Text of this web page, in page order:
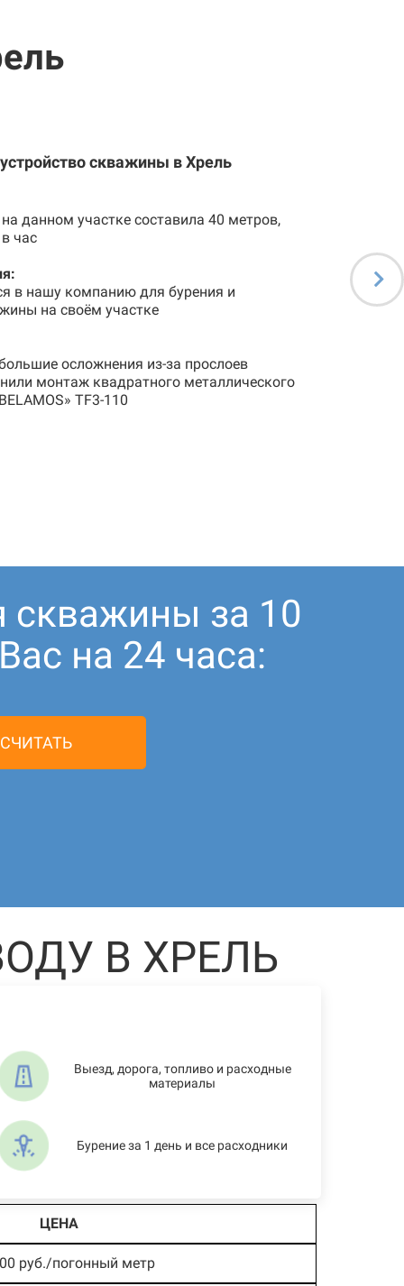
скважины в Хрель
данном участке составила 40 метров,
час
в нашу компанию для бурения и
на своём участке
осложнения из-за прослоев
монтаж квадратного металлического
TF3-110
скважины за 10
на 24 часа:
В ХРЕЛЬ
Выезд, дорога, топливо и расходные
материалы
Бурение за 1 день и все расходники
ЦЕНА
руб./погонный метр